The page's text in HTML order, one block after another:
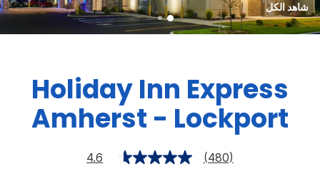
شاهد الكل
Holiday Inn Express
Amherst - Lockport
4.6 (480)